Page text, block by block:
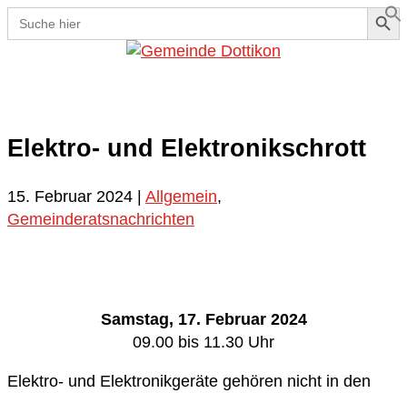
Search
for:
Search Button
Elektro- und Elektronikschrott
15. Februar 2024 | Allgemein,
Gemeinderatsnachrichten
Samstag, 17. Februar 2024
09.00 bis 11.30 Uhr
Elektro- und Elektronikgeräte gehören nicht in den